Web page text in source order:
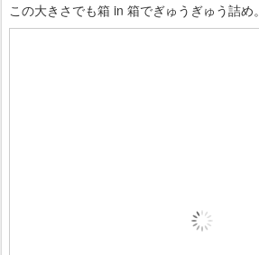
この大きさでも箱 in 箱でぎゅうぎゅう詰め。